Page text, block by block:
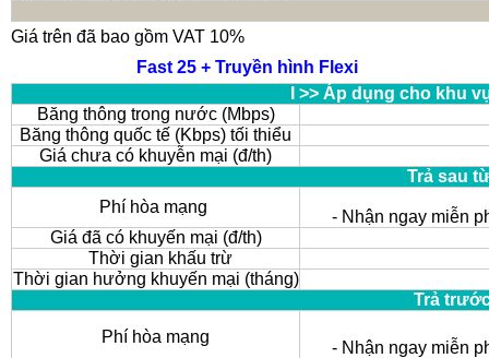
Giá trên đã bao gồm VAT 10%
Fast 25 + Truyền hình Flexi
I >> Áp dụng cho khu
Băng thông trong nước (Mbps)
Băng thông quốc tế (Kbps) tối thiểu
Giá chưa có khuyễn mại (đ/th)
Trả sau
Phí hòa mạng
- Nhận ngay miễn
Giá đã có khuyến mại (đ/th)
Thời gian khấu trừ
Thời gian hưởng khuyến mại (tháng)
Trả
Phí hòa mạng
- Nhận ngay miễn